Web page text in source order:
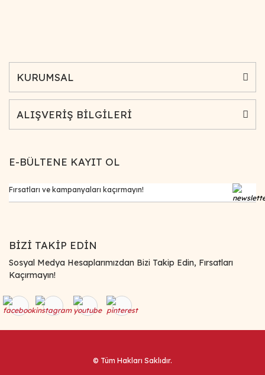
KURUMSAL
ALIŞVERİŞ BİLGİLERİ
E-BÜLTENE KAYIT OL
BİZİ TAKİP EDİN
Sosyal Medya Hesaplarımızdan Bizi Takip Edin, Fırsatları
Kaçırmayın!
© Tüm Hakları Saklıdır.